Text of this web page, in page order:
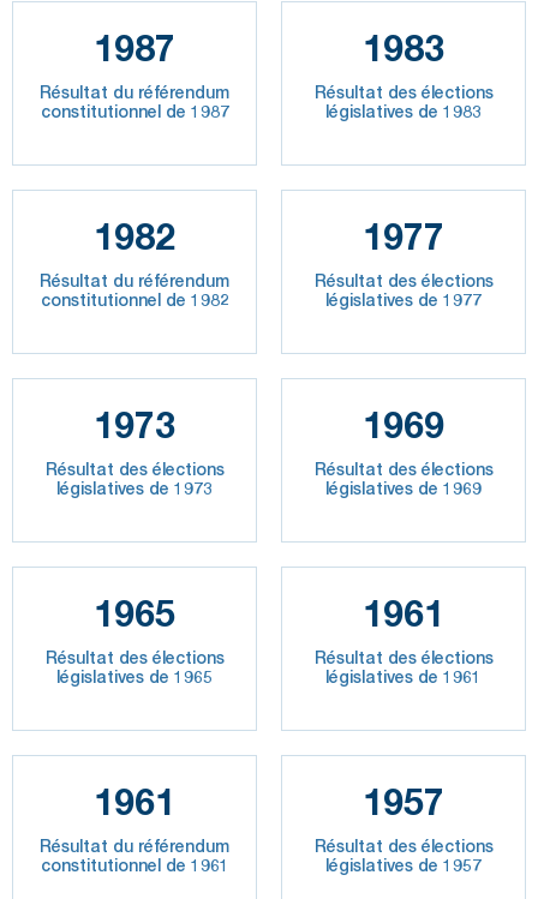
1987
Résultat du référendum
constitutionnel de 1987
1983
Résultat des élections
législatives de 1983
1982
Résultat du référendum
constitutionnel de 1982
1977
Résultat des élections
législatives de 1977
1973
Résultat des élections
législatives de 1973
1969
Résultat des élections
législatives de 1969
1965
Résultat des élections
législatives de 1965
1961
Résultat des élections
législatives de 1961
1961
Résultat du référendum
constitutionnel de 1961
1957
Résultat des élections
législatives de 1957